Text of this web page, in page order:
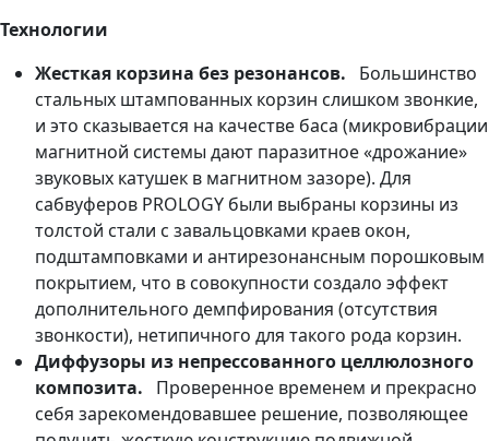
Технологии
Жесткая корзина без резонансов. Большинство
стальных штампованных корзин слишком звонкие,
и это сказывается на качестве баса (микровибрации
магнитной системы дают паразитное «дрожание»
звуковых катушек в магнитном зазоре). Для
сабвуферов PROLOGY были выбраны корзины из
толстой стали с завальцовками краев окон,
подштамповками и антирезонансным порошковым
покрытием, что в совокупности создало эффект
дополнительного демпфирования (отсутствия
звонкости), нетипичного для такого рода корзин.
Диффузоры из непрессованного целлюлозного
композита. Проверенное временем и прекрасно
себя зарекомендовавшее решение, позволяющее